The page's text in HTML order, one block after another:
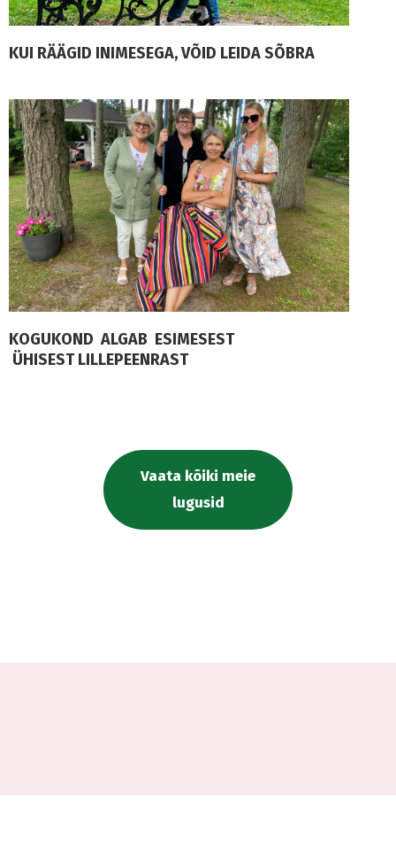
KUI RÄÄGID INIMESEGA, VÕID LEIDA SÕBRA
KOGUKOND ALGAB ESIMESEST
ÜHISEST LILLEPEENRAST
Vaata kõiki meie
lugusid